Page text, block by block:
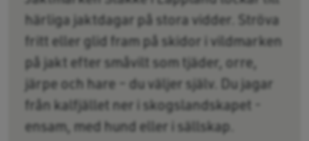
härliga jaktdagar på stora vidder. Ströva
fritt eller glid fram på skidor i vildmarken
på jakt efter småvilt som tjäder, orre,
järpe och hare – du väljer själv. Du jagar
från kalfjället ner i skogslandskapet -
ensam, med hund eller i sällskap.